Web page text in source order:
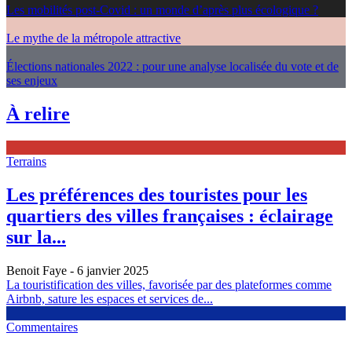
Les mobilités post-Covid : un monde d’après plus écologique ?
Le mythe de la métropole attractive
Élections nationales 2022 : pour une analyse localisée du vote et de
ses enjeux
À relire
Terrains
Les préférences des touristes pour les
quartiers des villes françaises : éclairage
sur la...
Benoit Faye - 6 janvier 2025
La touristification des villes, favorisée par des plateformes comme
Airbnb, sature les espaces et services de...
Commentaires